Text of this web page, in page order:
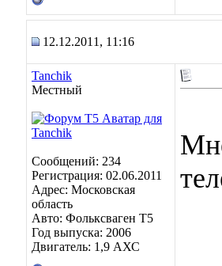
12.12.2011, 11:16
Tanchik
Местный
Сообщений: 234
Регистрация: 02.06.2011
Адрес: Московская
область
Авто: Фольксваген Т5
Год выпуска: 2006
Двигатель: 1,9 АХС